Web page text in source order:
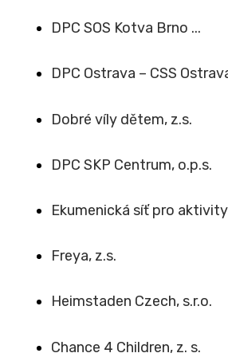
DPC SOS Kotva Brno ...
DPC Ostrava – CSS
Dobré víly dětem, z.s.
DPC SKP Centrum, o.p.s.
Ekumenická síť pro
Freya, z.s.
Heimstaden Czech, s.r.o.
Chance 4 Children, z. s.